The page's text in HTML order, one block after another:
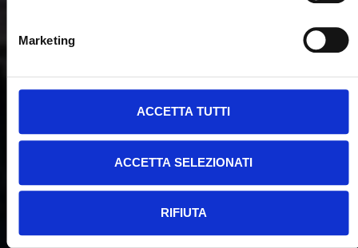
Marketing
ACCETTA TUTTI
ACCETTA SELEZIONATI
RIFIUTA